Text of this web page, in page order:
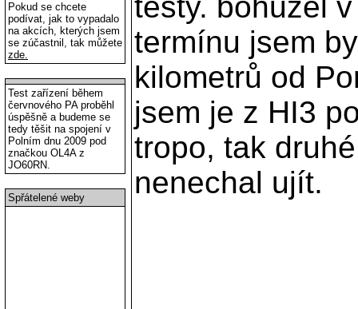
Pokud se chcete
podívat, jak to vypadalo
na akcích, kterých jsem
se zúčastnil, tak můžete
zde.
Test zařízení během
červnového PA proběhl
úspěšně a budeme se
tedy těšit na spojení v
Polním dnu 2009 pod
značkou OL4A z
JO60RN.
Je pravdou, že po
jsem čekal opravdu
pro mne bylo, že jsem je
se podařilo a teprve
jejich straně bylo použito
TCVR. Spojení jsem
OK1VVT i OK1TT a
to hrálo na jedné stařičké